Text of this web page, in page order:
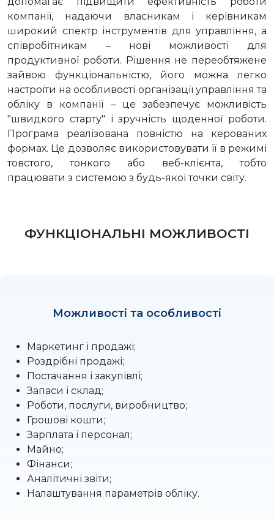
компанії, надаючи власникам і керівникам
широкий спектр інструментів для управління, а
співробітникам – нові можливості для
продуктивної роботи. Рішення не переобтяжене
зайвою функціональністю, його можна легко
настроїти на особливості організації управління та
обліку в компанії – це забезпечує можливість
"швидкого старту" і зручність щоденної роботи.
Програма реалізована повністю на керованих
формах. Це дозволяє використовувати її в режимі
товстого, тонкого або веб-клієнта, тобто
працювати з системою з будь-якої точки світу.
ФУНКЦІОНАЛЬНІ МОЖЛИВОСТІ
Можливості та особливості
Маркетинг і продажі;
Роздрібні продажі;
Постачання і закупівлі;
Запаси і склад;
Роботи, послуги, виробництво;
Грошові кошти;
Зарплата і персонал;
Майно;
Фінанси;
Аналітичні звіти;
Налаштування параметрів обліку.